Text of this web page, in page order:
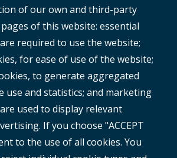
of our own and third-party
of this website: essential
required to use the website;
for ease of use of the website;
to generate aggregated
use and statistics; and marketing
used to display relevant
If you choose "ACCEPT
to the use of all cookies. You
Get Started
ROMAN
MetroCount®. All rights reserved.